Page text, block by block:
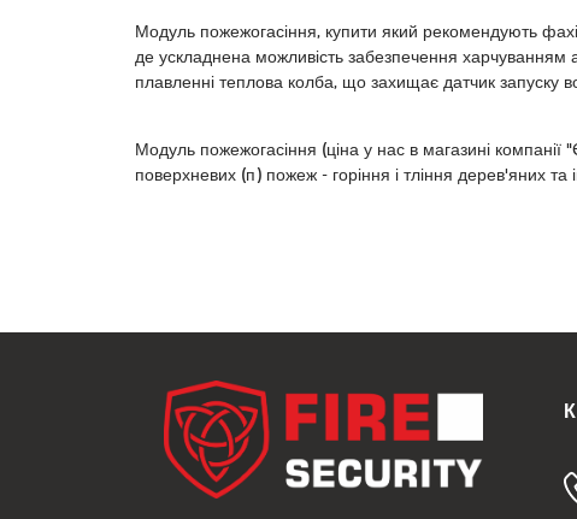
Модуль пожежогасіння, купити який рекомендують
де ускладнена можливість забезпечення
плавленні теплова колба, що захищає датчик запуску
Модуль пожежогасіння (ціна у нас в магазині
поверхневих (п) пожеж - горіння і тління дерев'яних